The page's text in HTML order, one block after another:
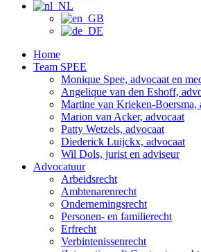
Home
Team SPEE
Monique Spee, advocaat en
Angelique van den Eshoff,
Martine van Krieken-Boersma,
Marion van Acker, advocaat
Patty Wetzels, advocaat
Diederick Luijckx, advocaat
Wil Dols, jurist en adviseur
Advocatuur
Arbeidsrecht
Ambtenarenrecht
Ondernemingsrecht
Personen- en familierecht
Erfrecht
Verbintenissenrecht